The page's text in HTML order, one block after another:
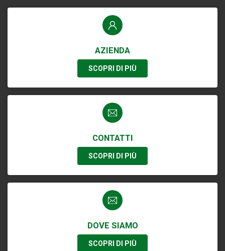
AZIENDA
SCOPRI DI PIÙ
CONTATTI
SCOPRI DI PIÙ
DOVE SIAMO
SCOPRI DI PIÙ